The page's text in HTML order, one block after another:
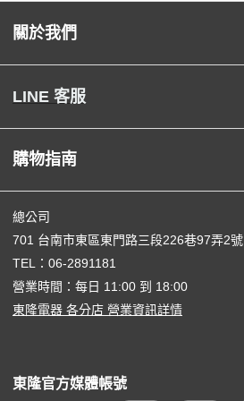
關於我們
LINE 客服
購物指南
總公司
701 台南市東區東門路三段226巷97弄2號
TEL： 06-2891181
營業時間：每日 11:00 到 18:00
東隆電器 各分店 營業資訊詳情
東隆官方媒體帳號